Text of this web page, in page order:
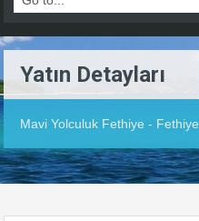
Yatın Detayları
Mavi Yolculuk Fethiye - Fethiye